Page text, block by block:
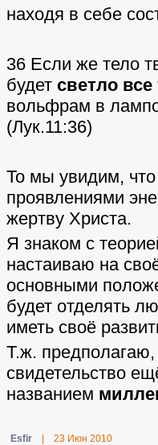
находя в себе
36 Если же тело
будет светло все
вольфрам в
(Лук.11:36)
То мы увидим,
проявлениями
жертву Христа.
Я знаком с
настаиваю на
основными
будет отделять
иметь своё
Т.ж. предполагаю,
свидетельство
названием
Еsfir 23 Июн 2010